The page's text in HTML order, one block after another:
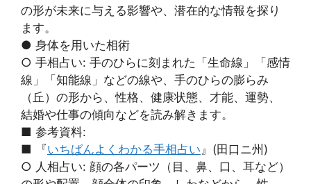
の形が未来に与える影響や、潜在的な情報を探り
ます。
● 身体を用いた相術
○ 手相占い: 手のひらに刻まれた「生命線」「感情
線」「知能線」などの線や、手のひらの膨らみ
（丘）の形から、性格、健康状態、才能、運勢、
結婚や仕事の傾向などを読み解きます。
■ 参考資料:
■ 『いちばんよくわかる手相占い 』(田口ニ州)
○ 人相占い: 顔の各パーツ（目、鼻、口、耳など）